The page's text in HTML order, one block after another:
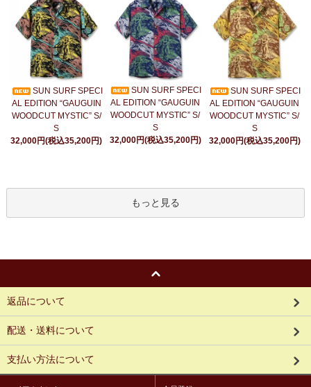
SUN SURF SPECI
AL EDITION “GAUGUIN
WOODCUT MYSTIC” S/
S
32,000円(税込35,200円)
SUN SURF SPECI
AL EDITION “GAUGUIN
WOODCUT MYSTIC” S/
S
32,000円(税込35,200円)
SUN SURF SPECI
AL EDITION “GAUGUIN
WOODCUT MYSTIC” S/
S
32,000円(税込35,200円)
もっと見る
返品について
配送・送料について
支払い方法について